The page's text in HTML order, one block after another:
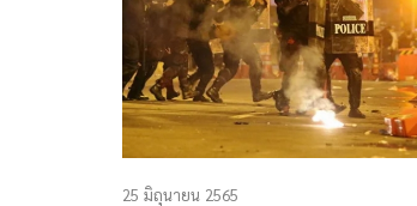
25 มิถุนายน 2565